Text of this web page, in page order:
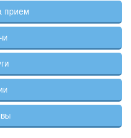
прием